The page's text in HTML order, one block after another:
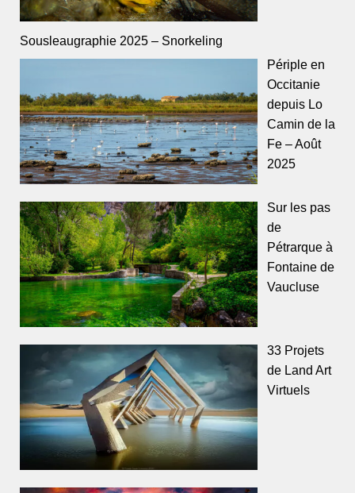
Sousleaugraphie 2025 – Snorkeling
Périple en
Occitanie
depuis Lo
Camin de la
Fe – Août
2025
Sur les pas
de
Pétrarque à
Fontaine de
Vaucluse
33 Projets
de Land Art
Virtuels